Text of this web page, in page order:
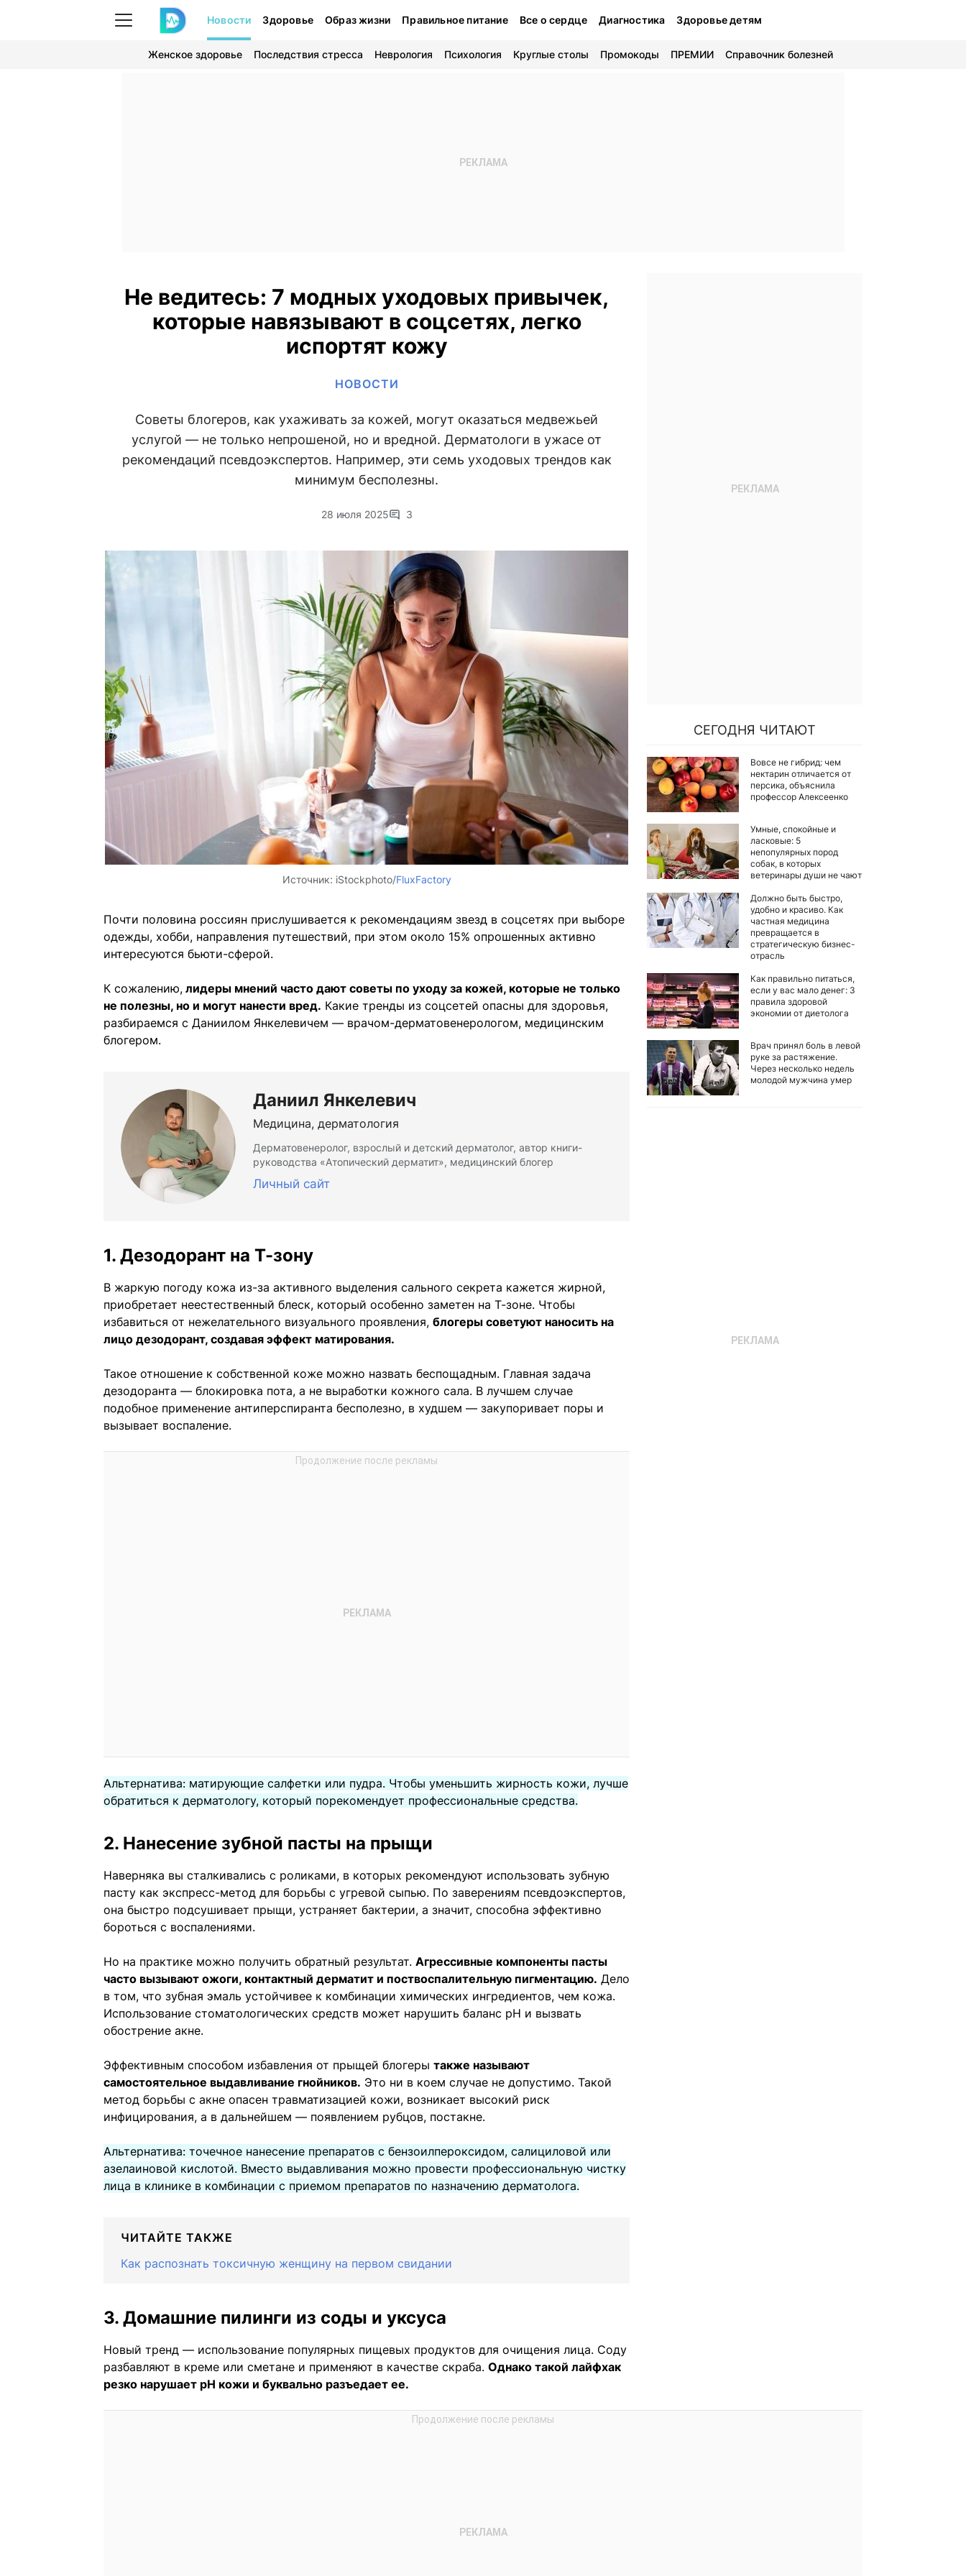
Новости Здоровье Образ жизни Правильное питание Все о сердце Диагностика Здоровье детям
Женское здоровье Последствия стресса Неврология Психология Круглые столы Промокоды ПРЕМИИ Справочник болезней
Не ведитесь: 7 модных уходовых привычек,
которые навязывают в соцсетях, легко
испортят кожу
НОВОСТИ
Советы блогеров, как ухаживать за кожей, могут оказаться медвежьей
услугой — не только непрошеной, но и вредной. Дерматологи в ужасе от
рекомендаций псевдоэкспертов. Например, эти семь уходовых трендов как
минимум бесполезны.
28 июля 2025 3
Источник: iStockphoto/FluxFactory
Почти половина россиян прислушивается к рекомендациям звезд в соцсетях при выборе
одежды, хобби, направления путешествий, при этом около 15% опрошенных активно
интересуются бьюти-сферой.
К сожалению, лидеры мнений часто дают советы по уходу за кожей, которые не только
не полезны, но и могут нанести вред. Какие тренды из соцсетей опасны для здоровья,
разбираемся с Даниилом Янкелевичем — врачом-дерматовенерологом, медицинским
блогером.
Даниил Янкелевич
Медицина, дерматология
Дерматовенеролог, взрослый и детский дерматолог, автор книги-
руководства «Атопический дерматит», медицинский блогер
Личный сайт
1. Дезодорант на Т-зону
В жаркую погоду кожа из-за активного выделения сального секрета кажется жирной,
приобретает неестественный блеск, который особенно заметен на Т-зоне. Чтобы
избавиться от нежелательного визуального проявления, блогеры советуют наносить на
лицо дезодорант, создавая эффект матирования.
Такое отношение к собственной коже можно назвать беспощадным. Главная задача
дезодоранта — блокировка пота, а не выработки кожного сала. В лучшем случае
подобное применение антиперспиранта бесполезно, в худшем — закупоривает поры и
вызывает воспаление.
Альтернатива: матирующие салфетки или пудра. Чтобы уменьшить жирность кожи, лучше
обратиться к дерматологу, который порекомендует профессиональные средства.
2. Нанесение зубной пасты на прыщи
Наверняка вы сталкивались с роликами, в которых рекомендуют использовать зубную
пасту как экспресс-метод для борьбы с угревой сыпью. По заверениям псевдоэкспертов,
она быстро подсушивает прыщи, устраняет бактерии, а значит, способна эффективно
бороться с воспалениями.
Но на практике можно получить обратный результат. Агрессивные компоненты пасты
часто вызывают ожоги, контактный дерматит и поствоспалительную пигментацию. Дело
в том, что зубная эмаль устойчивее к комбинации химических ингредиентов, чем кожа.
Использование стоматологических средств может нарушить баланс рН и вызвать
обострение акне.
Эффективным способом избавления от прыщей блогеры также называют
самостоятельное выдавливание гнойников. Это ни в коем случае не допустимо. Такой
метод борьбы с акне опасен травматизацией кожи, возникает высокий риск
инфицирования, а в дальнейшем — появлением рубцов, постакне.
Альтернатива: точечное нанесение препаратов с бензоилпероксидом, салициловой или
азелаиновой кислотой. Вместо выдавливания можно провести профессиональную чистку
лица в клинике в комбинации с приемом препаратов по назначению дерматолога.
ЧИТАЙТЕ ТАКЖЕ
Как распознать токсичную женщину на первом свидании
3. Домашние пилинги из соды и уксуса
Новый тренд — использование популярных пищевых продуктов для очищения лица. Соду
разбавляют в креме или сметане и применяют в качестве скраба. Однако такой лайфхак
резко нарушает pH кожи и буквально разъедает ее.
СЕГОДНЯ ЧИТАЮТ
Вовсе не гибрид: чем
нектарин отличается от
персика, объяснила
профессор Алексеенко
Умные, спокойные и
ласковые: 5
непопулярных пород
собак, в которых
ветеринары души не чают
Должно быть быстро,
удобно и красиво. Как
частная медицина
превращается в
стратегическую бизнес-
отрасль
Как правильно питаться,
если у вас мало денег: 3
правила здоровой
экономии от диетолога
Врач принял боль в левой
руке за растяжение.
Через несколько недель
молодой мужчина умер